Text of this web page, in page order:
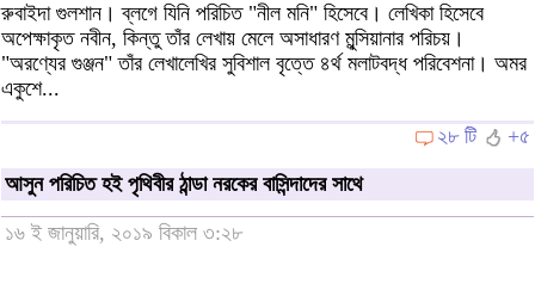
রুবাইদা গুলশান। ব্লগে যিনি পরিচিত "নীল মনি" হিসেবে। লেখিকা হিসেবে
অপেক্ষাকৃত নবীন, কিন্তু তাঁর লেখায় মেলে অসাধারণ মুন্সিয়ানার পরিচয়।
"অরণ্যের গুঞ্জন" তাঁর লেখালেখির সুবিশাল বৃত্তে ৪র্থ মলাটবদ্ধ পরিবেশনা। অমর
একুশে...
২৮ টি
+৫
আসুন পরিচিত হই পৃথিবীর ঠান্ডা নরকের বাসিন্দাদের সাথে
১৬ ই জানুয়ারি, ২০১৯ বিকাল ৩:২৮